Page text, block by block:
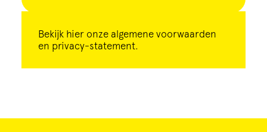
Bekijk hier onze algemene voorwaarden
en privacy-statement.